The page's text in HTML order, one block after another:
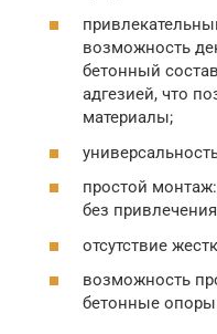
возможность
бетонный
адгезией, что
материалы;
простой
без
отсутствие
возможность
бетонные